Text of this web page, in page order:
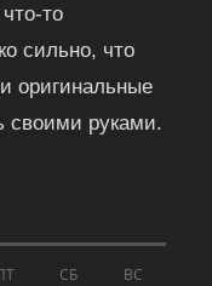
то
сильно, что
оригинальные
своими руками.
СБ ВС